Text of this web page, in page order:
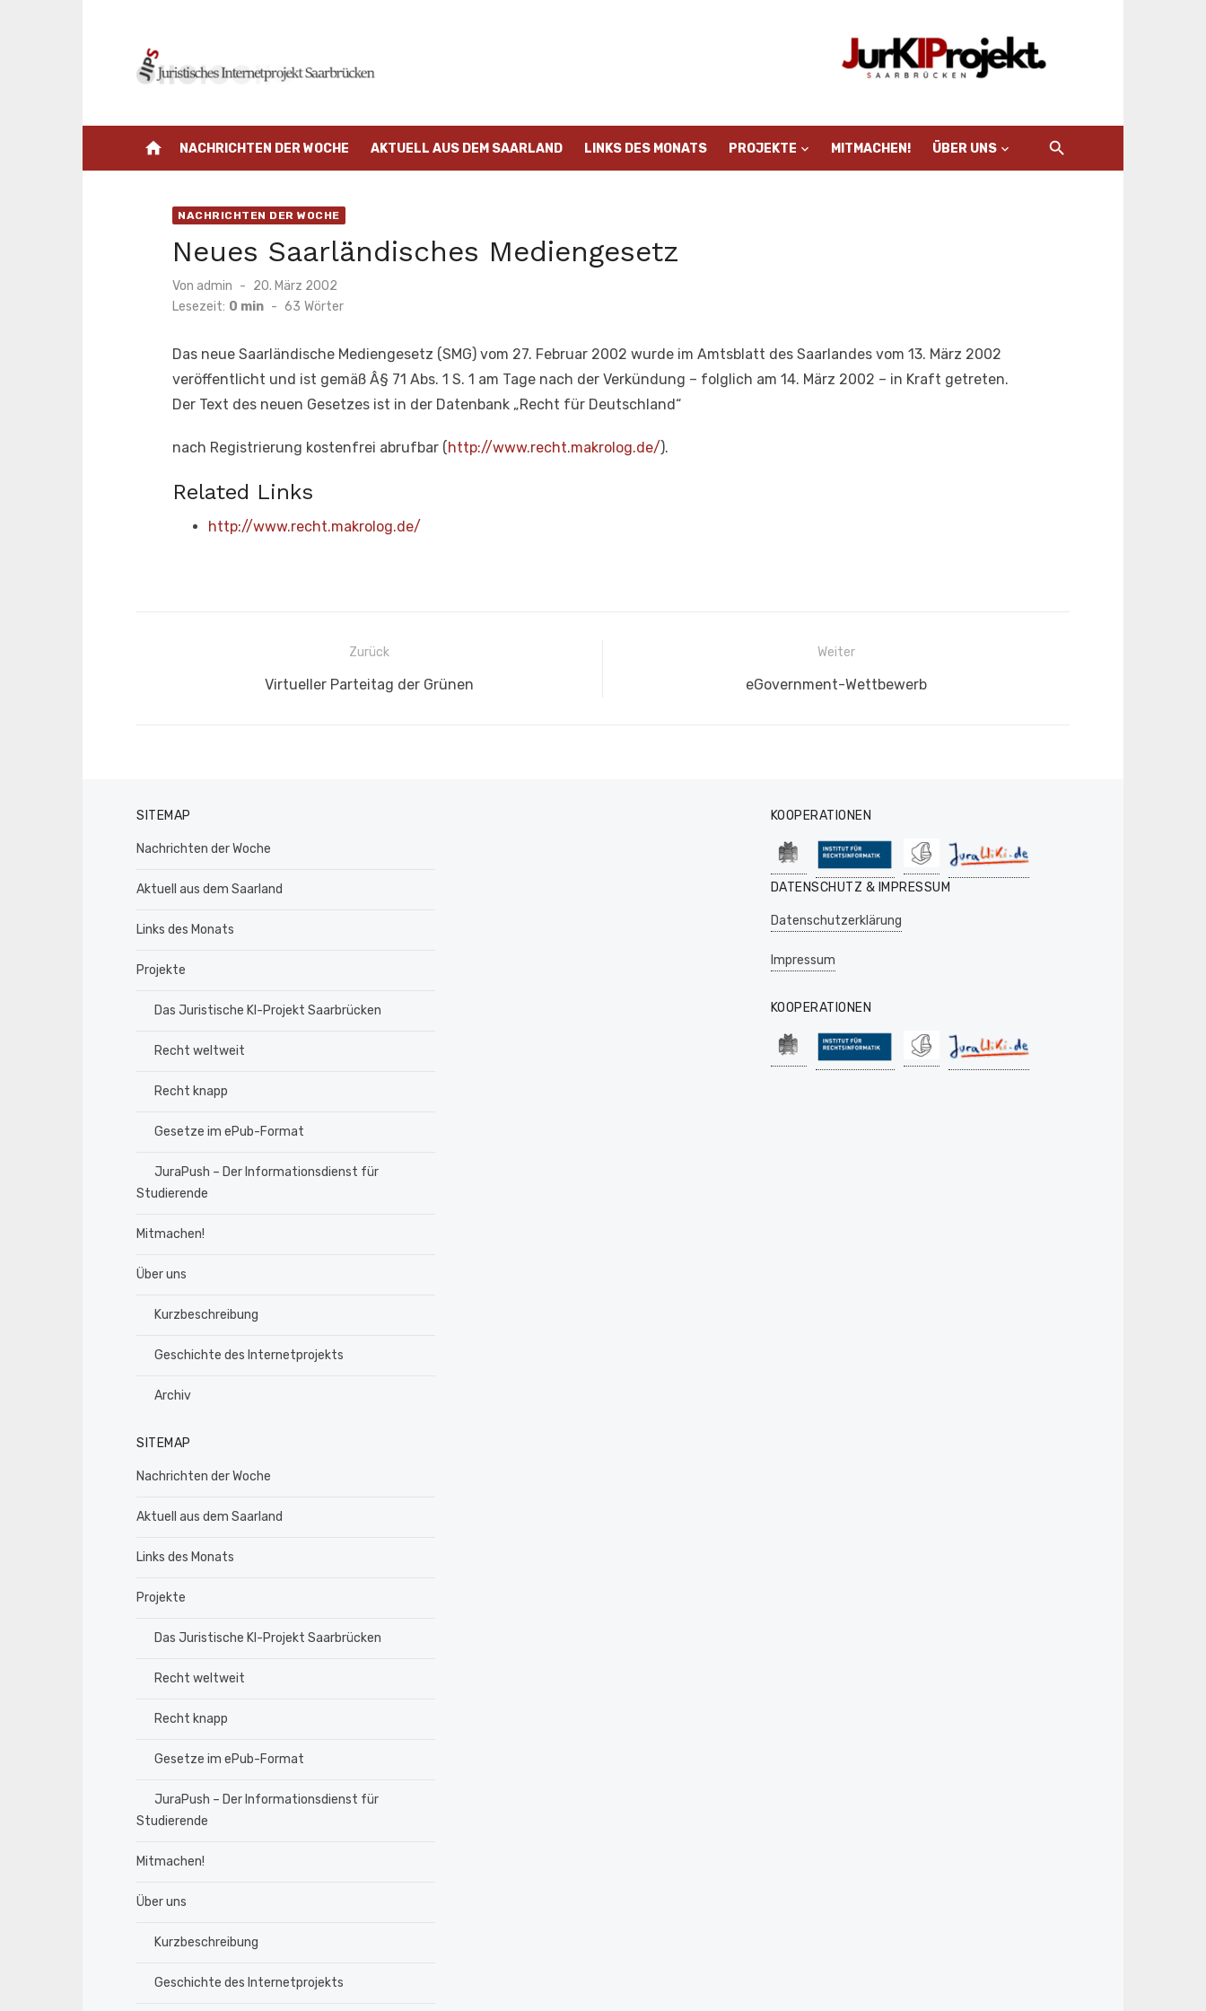
home NACHRICHTEN DER WOCHE AKTUELL AUS DEM SAARLAND LINKS DES MONATS PROJEKTE MITMACHEN! ÜBER UNS
NACHRICHTEN DER WOCHE
Neues Saarländisches Mediengesetz
Von admin
Veröffentlicht
am
20. März 2002
Lesezeit: 0 min - 63 Wörter
Das neue Saarländische Mediengesetz (SMG) vom 27. Februar 2002 wurde im Amtsblatt des Saarlandes vom 13. März 2002
veröffentlicht und ist gemäß Â§ 71 Abs. 1 S. 1 am Tage nach der Verkündung – folglich am 14. März 2002 – in Kraft getreten.
Der Text des neuen Gesetzes ist in der Datenbank „Recht für Deutschland“
nach Registrierung kostenfrei abrufbar (http://www.recht.makrolog.de/).
Related Links
http://www.recht.makrolog.de/
BeitragsnavigationZurück
Vorheriger
Virtueller Parteitag der Grünen
Weiter
Nächster
eGovernment-Wettbewerb
SITEMAP
Nachrichten der Woche
Aktuell aus dem Saarland
Links des Monats
Projekte
Das Juristische KI-Projekt Saarbrücken
Recht weltweit
Recht knapp
Gesetze im ePub-Format
JuraPush – Der Informationsdienst für
Studierende
Mitmachen!
Über uns
Kurzbeschreibung
Geschichte des Internetprojekts
Archiv
SITEMAP
Nachrichten der Woche
Aktuell aus dem Saarland
Links des Monats
Projekte
Das Juristische KI-Projekt Saarbrücken
Recht weltweit
Recht knapp
Gesetze im ePub-Format
JuraPush – Der Informationsdienst für
Studierende
Mitmachen!
Über uns
Kurzbeschreibung
Geschichte des Internetprojekts
KOOPERATIONEN
DATENSCHUTZ & IMPRESSUM
Datenschutzerklärung
Impressum
KOOPERATIONEN